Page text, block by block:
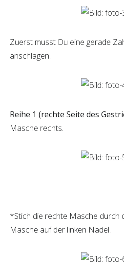
Zuerst musst Du eine gerade
anschlagen.
Reihe 1 (rechte Seite des
Masche rechts.
*Stich die rechte Masche durch
Masche auf der linken Nadel.